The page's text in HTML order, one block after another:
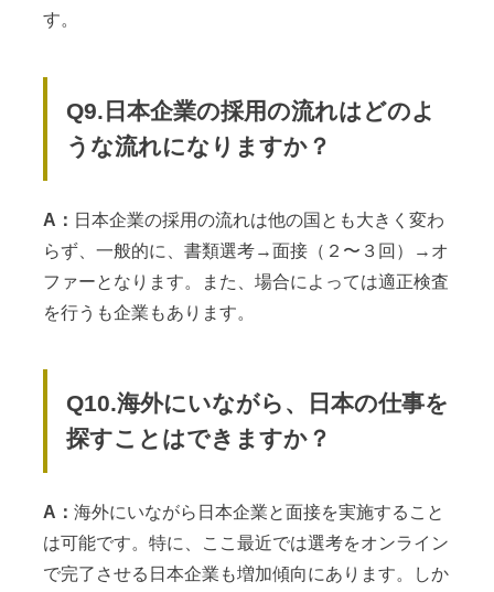
す。
Q9.日本企業の採用の流れはどのよ
うな流れになりますか？
A： 日本企業の採用の流れは他の国とも大きく変わ
らず、一般的に、書類選考→面接（２〜３回）→オ
ファーとなります。また、場合によっては適正検査
を行うも企業もあります。
Q10.海外にいながら、日本の仕事を
探すことはできますか？
A： 海外にいながら日本企業と面接を実施すること
は可能です。特に、ここ最近では選考をオンライン
で完了させる日本企業も増加傾向にあります。しか